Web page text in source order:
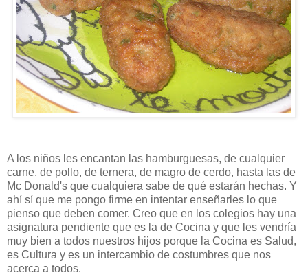
A los niños les encantan las hamburguesas, de cualquier
carne, de pollo, de ternera, de magro de cerdo, hasta las de
Mc Donald's que cualquiera sabe de qué estarán hechas. Y
ahí sí que me pongo firme en intentar enseñarles lo que
pienso que deben comer. Creo que en los colegios hay una
asignatura pendiente que es la de Cocina y que les vendría
muy bien a todos nuestros hijos porque la Cocina es Salud,
es Cultura y es un intercambio de costumbres que nos
acerca a todos.